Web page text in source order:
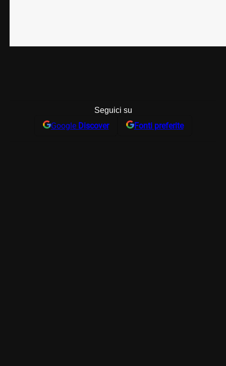
Seguici su
Google Discover Fonti preferite